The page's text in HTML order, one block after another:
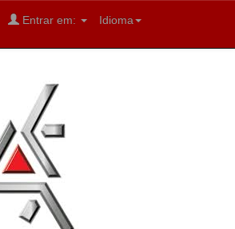
Idioma
Entrar em: